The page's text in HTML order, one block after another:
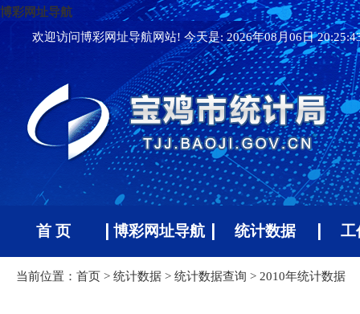
博彩网址导航
欢迎访问博彩网址导航网站! 今天是:2026年08月06日
首 页 博彩网址导航 统计数据 工
当前位置： 首页 > 统计数据 > 统计数据查询 > 2010年统计数据